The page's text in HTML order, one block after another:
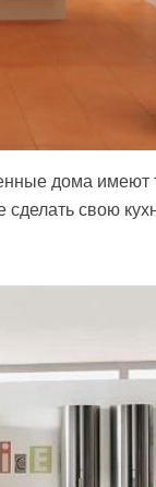
дома имеют
свою